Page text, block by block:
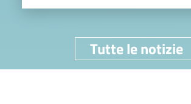
Tutte le notizie